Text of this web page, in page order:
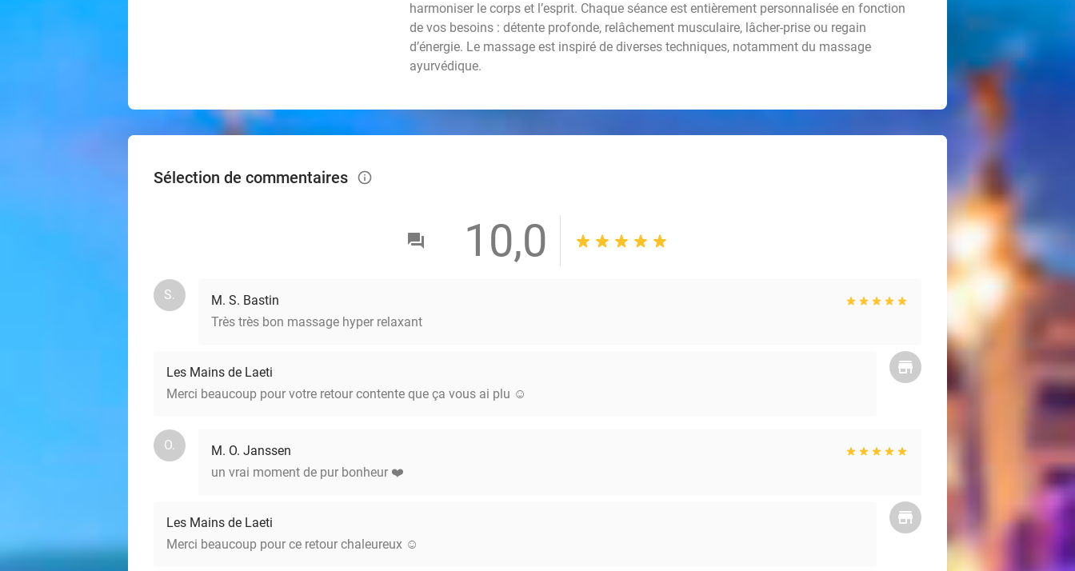
harmoniser le corps et l’esprit. Chaque séance est entièrement personnalisée en fonction
de vos besoins : détente profonde, relâchement musculaire, lâcher-prise ou regain
d’énergie. Le massage est inspiré de diverses techniques, notamment du massage
ayurvédique.
Sélection de commentaires info_outlined
10,0
S.
M. S. Bastin
Très très bon massage hyper relaxant
Les Mains de Laeti
Merci beaucoup pour votre retour contente que ça vous ai plu ☺️
O.
M. O. Janssen
un vrai moment de pur bonheur ❤️
Les Mains de Laeti
Merci beaucoup pour ce retour chaleureux ☺️